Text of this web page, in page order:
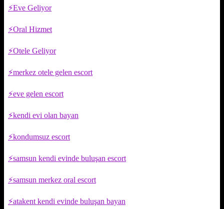
Eve Geliyor
Oral Hizmet
Otele Geliyor
merkez otele gelen escort
eve gelen escort
kendi evi olan bayan
kondumsuz escort
samsun kendi evinde buluşan escort
samsun merkez oral escort
atakent kendi evinde buluşan bayan